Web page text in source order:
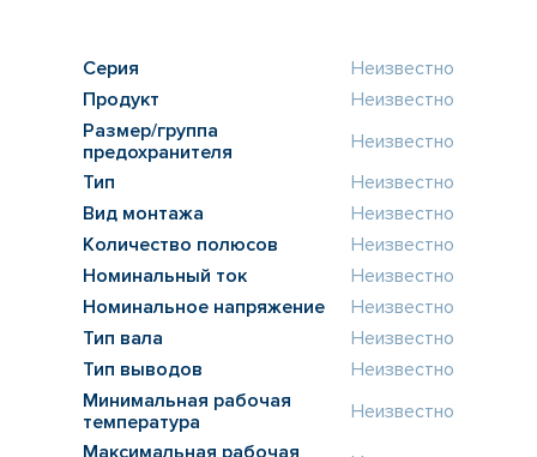
Серия
Неизвестно
Продукт
Неизвестно
Размер/группа
предохранителя
Неизвестно
Тип
Неизвестно
Вид монтажа
Неизвестно
Количество полюсов
Неизвестно
Номинальный ток
Неизвестно
Номинальное напряжение
Неизвестно
Тип вала
Неизвестно
Тип выводов
Неизвестно
Минимальная рабочая
температура
Неизвестно
Максимальная рабочая